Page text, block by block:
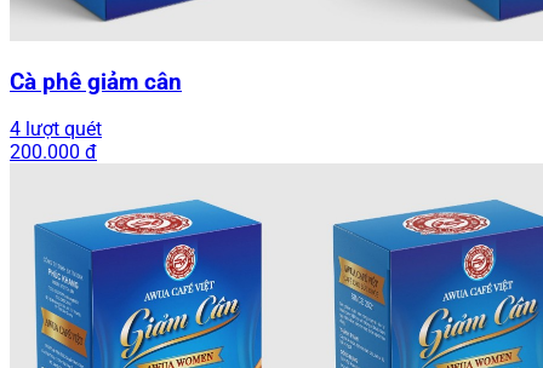
Cà phê giảm cân
4 lượt quét
200.000 đ